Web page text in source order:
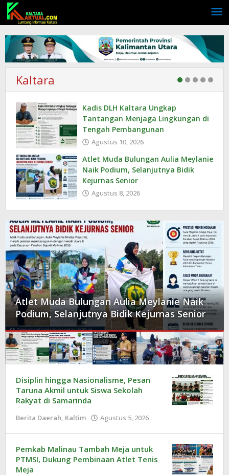
Lewati
konten
Kaltara
Kadis DLH Kaltara Ungkap
Tantangan Menjaga Lingkungan di
Tengah Pembangunan
Agustus 10, 2026
Atlet Muda Bulungan Aulia Meylanie
Naik Podium, Selanjutnya Bidik
Kejurnas Senior
Agustus 8, 2026
Atlet Muda Bulungan Aulia Meylanie Naik
Podium, Selanjutnya Bidik Kejurnas Senior
Kaltara
Aktual
Disiplin hingga Nasionalisme, Pesan
Taruna Akmil untuk Siswa Sekolah
Rakyat di Samarinda
Berita Daerah, Kaltim Agustus 5, 2026
Pemkab Malinau Tambah Meja untuk
PTMSI, Dukung Pembinaan Atlet Tenis
Meja